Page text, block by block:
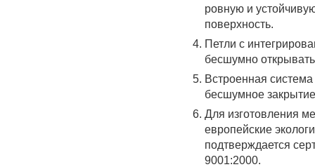
ровную и
поверхность.
Петли с
бесшумно
Встроенная
бесшумное
Для изготовления
европейские
подтверждается
9001:2000.